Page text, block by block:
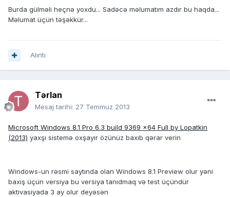
Burda gülməli heçnə yoxdu... Sadəcə məlumatım azdır bu haqda...
Məlumat üçün təşəkkür...
Alıntı
Tərlan
Mesaj tarihi: 27 Temmuz 2013
Microsoft Windows 8.1 Pro 6.3 build 9369 x64 Full by Lopatkin
(2013) yaxşı sistemə oxşayır özünüz baxıb qərar verin
Windows-un rəsmi saytında olan Windows 8.1 Preview olur yəni
baxış üçün versiya bu versiya tanıdmaq və test üçündür
aktivasiyada 3 ay olur deyəsən